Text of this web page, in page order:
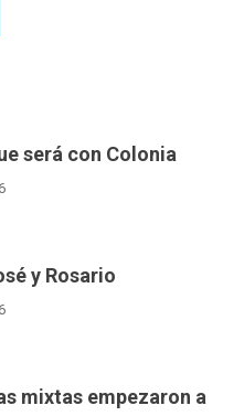
será con Colonia
y Rosario
mixtas empezaron a